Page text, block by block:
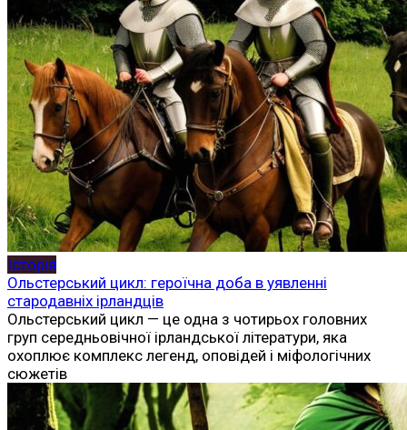
Історія
Ольстерський цикл: героїчна доба в уявленні
стародавніх ірландців
Ольстерський цикл — це одна з чотирьох головних
груп середньовічної ірландської літератури, яка
охоплює комплекс легенд, оповідей і міфологічних
сюжетів